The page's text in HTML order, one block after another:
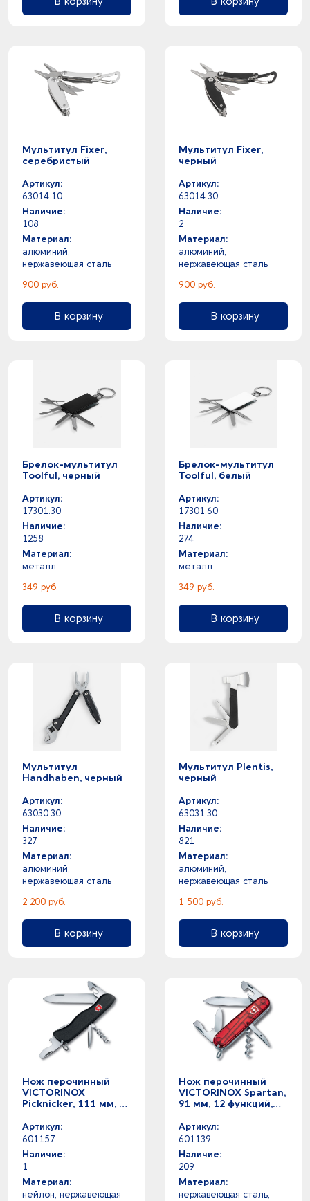
Мультитул Fixer,
серебристый
Артикул:
63014.10
Наличие:
108
Материал:
алюминий,
нержавеющая сталь
900 руб.
В корзину
Мультитул Fixer,
черный
Артикул:
63014.30
Наличие:
2
Материал:
алюминий,
нержавеющая сталь
900 руб.
В корзину
Брелок-мультитул
Toolful, черный
Артикул:
17301.30
Наличие:
1258
Материал:
металл
349 руб.
В корзину
Брелок-мультитул
Toolful, белый
Артикул:
17301.60
Наличие:
274
Материал:
металл
349 руб.
В корзину
Мультитул
Handhaben, черный
Артикул:
63030.30
Наличие:
327
Материал:
алюминий,
нержавеющая сталь
2 200 руб.
В корзину
Мультитул Plentis,
черный
Артикул:
63031.30
Наличие:
821
Материал:
алюминий,
нержавеющая сталь
1 500 руб.
В корзину
Нож перочинный
VICTORINOX
Picknicker, 111 мм, 11
фиксатором лезвия,
чёрный
Артикул:
601157
Наличие:
1
Материал:
нейлон, нержавеющая
Нож перочинный
VICTORINOX Spartan,
91 мм, 12 функций,
красный
Артикул:
601139
Наличие:
209
Материал:
нержавеющая cталь,